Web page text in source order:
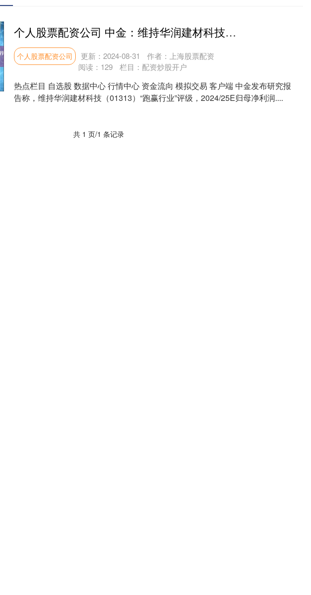
个人股票配资公司 中金：维持华润建材科技“跑赢行业”评级 目标价2.5港元
个人股票配资公司 更新：2024-08-31
作者：上海股票配资
阅读： 129 栏目： 配资炒股开户
热点栏目 自选股 数据中心 行情中心 资金流向 模拟交易 客户端 中金发布研究报
告称，维持华润建材科技（01313）“跑赢行业”评级，2024/25E归母净利润....
共 1 页/1 条记录